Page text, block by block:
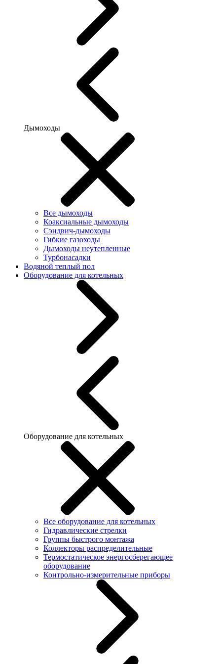
Дымоходы
Все дымоходы
Коаксиальные дымоходы
Сэндвич-дымоходы
Гибкие газоходы
Дымоходы неутепленные
Турбонасадки
Водяной теплый пол
Оборудование для котельных
Оборудование для котельных
Все оборудование для котельных
Гидравлические стрелки
Группы быстрого монтажа
Коллекторы распределительные
Термостатическое энергосберегающее
оборудование
Контрольно-измерительные приборы